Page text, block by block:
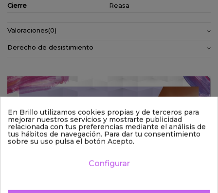
Cierre
Reasa
Valoraciones(0)
Derecho de desistimiento
En Brillo utilizamos cookies propias y de terceros para
mejorar nuestros servicios y mostrarte publicidad
relacionada con tus preferencias mediante el análisis de
tus hábitos de navegación. Para dar tu consentimiento
sobre su uso pulsa el botón Acepto.
Configurar